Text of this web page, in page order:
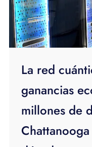
La red
ganancias
millones de